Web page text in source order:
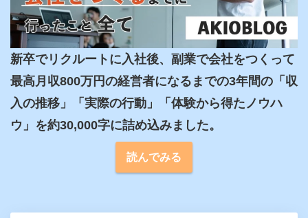
新卒でリクルートに入社後、副業で会社をつくって
最高月収800万円の経営者になるまでの3年間の「収
入の推移」「実際の行動」「体験から得たノウハ
ウ」を約30,000字に詰め込みました。
読んでみる